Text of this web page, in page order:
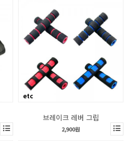
etc
브레이크 레버 그립
2,900원